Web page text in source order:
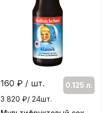
160 ₽ / шт.
0.125 л.
3 820 ₽/ 24шт.